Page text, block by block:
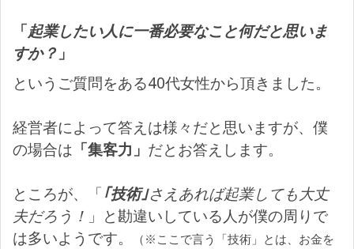
「起業したい人に一番必要なこと何だと思いま
すか？ 」
というご質問をある40代女性から頂きました。
経営者によって答えは様々だと思いますが、僕
の場合は 「集客力」 だとお答えします。
ところが、「｢技術｣さえあれば起業しても大丈
夫だろう！ 」と勘違いしている人が僕の周りで
は多いようです。
（※ここで言う「技術」とは、お金を